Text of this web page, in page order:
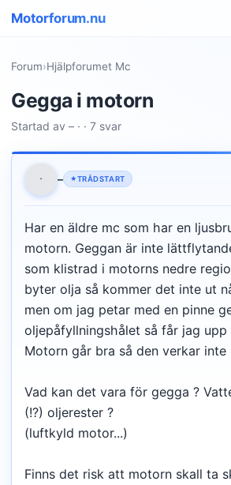
Motorforum.nu
Forum›Hjälpforumet Mc
Gegga i motorn
Startad av – · · 7 svar
· – TRÅDSTART
Har en äldre mc som har en
motorn. Geggan är inte
som klistrad i motorns nedre
byter olja så kommer det inte ut
men om jag petar med en pinne
oljepåfyllningshålet så får jag upp
Motorn går bra så den verkar inte
Vad kan det vara för gegga ?
(!?) oljerester ?
(luftkyld motor...)
Finns det risk att motorn skall ta